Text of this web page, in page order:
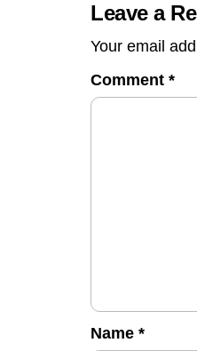
Leave a
Your email
Comment *
Name *